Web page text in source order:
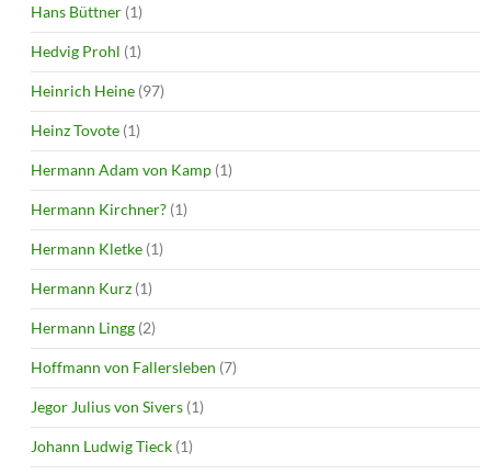
Hans Büttner (1)
Hedvig Prohl (1)
Heinrich Heine (97)
Heinz Tovote (1)
Hermann Adam von Kamp (1)
Hermann Kirchner? (1)
Hermann Kletke (1)
Hermann Kurz (1)
Hermann Lingg (2)
Hoffmann von Fallersleben (7)
Jegor Julius von Sivers (1)
Johann Ludwig Tieck (1)